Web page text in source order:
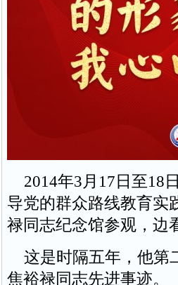
2014年3月17日至18
导党的群众路线教育实
禄同志纪念馆参观，边
这是时隔五年，他第
焦裕禄同志先进事迹。